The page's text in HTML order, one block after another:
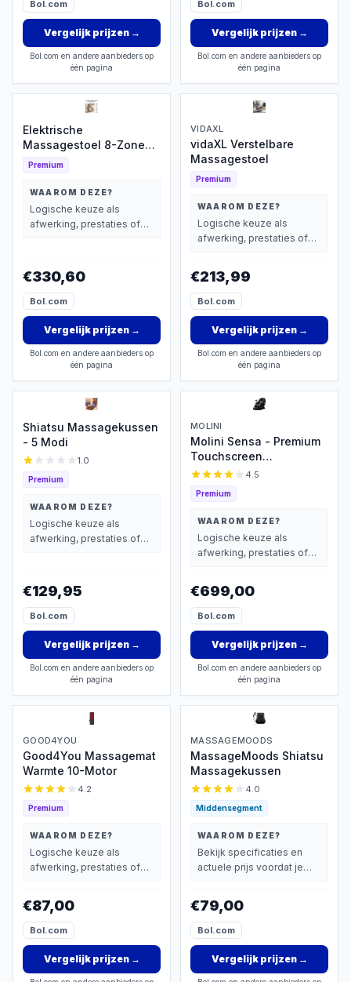
Bol.com
Vergelijk prijzen→
Bol.com en andere aanbieders op
één pagina
Bol.com
Vergelijk prijzen→
Bol.com en andere aanbieders op
één pagina
Elektrische
Massagestoel 8-Zone
Warmte
Premium
WAAROM DEZE?
Logische keuze als
afwerking, prestaties of
€330,60
Bol.com
Vergelijk prijzen→
Bol.com en andere aanbieders op
één pagina
VIDAXL
vidaXL Verstelbare
Massagestoel
Premium
WAAROM DEZE?
Logische keuze als
afwerking, prestaties of
€213,99
Bol.com
Vergelijk prijzen→
Bol.com en andere aanbieders op
één pagina
Shiatsu Massagekussen
- 5 Modi
1.0
Premium
WAAROM DEZE?
Logische keuze als
afwerking, prestaties of
€129,95
Bol.com
Vergelijk prijzen→
Bol.com en andere aanbieders op
één pagina
MOLINI
Molini Sensa - Premium
Touchscreen
Massagestoel
4.5
Premium
WAAROM DEZE?
Logische keuze als
afwerking, prestaties of
€699,00
Bol.com
Vergelijk prijzen→
Bol.com en andere aanbieders op
één pagina
GOOD4YOU
Good4You Massagemat
Warmte 10-Motor
4.2
Premium
WAAROM DEZE?
Logische keuze als
afwerking, prestaties of
€87,00
Bol.com
Vergelijk prijzen→
MASSAGEMOODS
MassageMoods Shiatsu
Massagekussen
4.0
Middensegment
WAAROM DEZE?
Bekijk specificaties en
actuele prijs voordat je
€79,00
Bol.com
Vergelijk prijzen→